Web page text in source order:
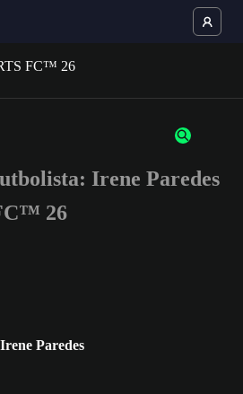
de 3 caracteres o números.
Irene Paredes
26
Irene Paredes